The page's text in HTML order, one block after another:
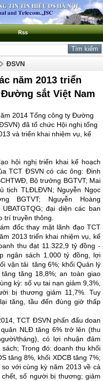
Rss
ĐSVN
năm 2013 triển
Đường sắt Việt Nam
2014 Tổng công ty Đường
đã tổ chức Hội nghị tổng
và triển khai nhiệm vụ, kế
hội nghị triển khai kế hoạch
TCT ĐSVN có các ông: Đinh
Bộ trưởng BGTVT; Mai
tịch TLĐLĐVN; Nguyễn Ngọc
BGTVT; Nguyễn Hoàng
đại diện các ban
trí truyền thông.
đốc thay mặt lãnh đạo TCT
2013 triển khai nhiệm vụ, kế
thu đạt 11.322,9 tỷ đồng -
ngân sách 1.000 tỷ đồng, lợi
vận tải tăng 6%; khối Quản lý
tăng 18,8%; an toàn giao
kỳ: số vụ tai nạn giảm 9,3%,
bị thương giảm 11,7%. Tuy
tăng, tầu đến đúng giờ thấp
TCT ĐSVN phấn đấu doan
NLĐ tăng 6% trở lên (thu
tháng), có lợi nhuận đảm
Trong đó: doanh thu khối
tăng 8%, khối XDCB tăng 7%;
với cùng kỳ năm 2013 về cả
số người bị thương; giảm